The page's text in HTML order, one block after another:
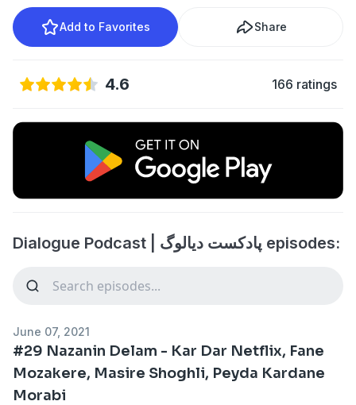
Add to Favorites Share
4.6 166 ratings
Dialogue Podcast | پادکست دیالوگ episodes:
June 07, 2021
#29 Nazanin Delam - Kar Dar Netflix, Fane
Mozakere, Masire Shoghli, Peyda Kardane
Morabi